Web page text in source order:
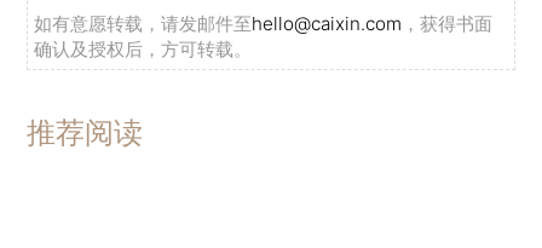
如有意愿转载，请发邮件至hello@caixin.com ，获得书面
确认及授权后，方可转载。
推荐阅读